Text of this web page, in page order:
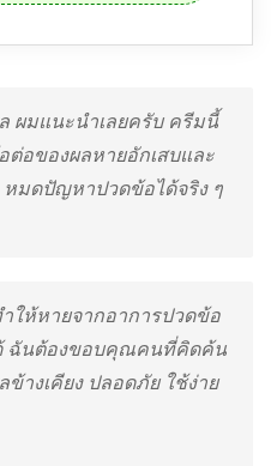
ผมแนะนำเลยครับ ครีมนี้
อของผลหายอักเสบและ
มดปัญหาปวดข้อได้จริง ๆ
ให้หายจากอาการปวดข้อ
ฉันต้องขอบคุณคนที่คิดค้น
างเคียง ปลอดภัย ใช้ง่าย